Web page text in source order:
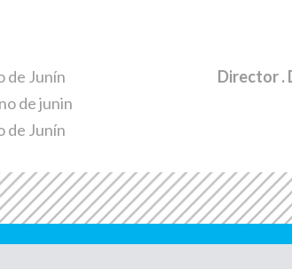
de Junín
de junin
de Junín
Director.